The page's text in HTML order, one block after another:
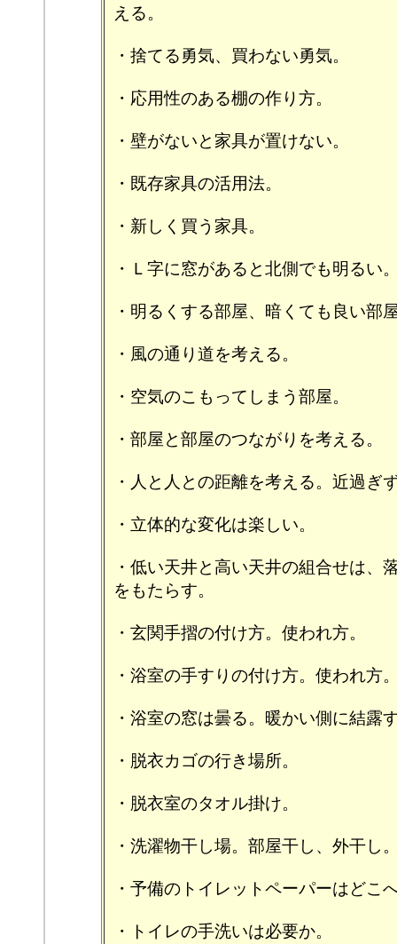
える。
・捨てる勇気、買わない勇気。
・応用性のある棚の作り方。
・壁がないと家具が置けない。
・既存家具の活用法。
・新しく買う家具。
・Ｌ字に窓があると北側でも明るい
・明るくする部屋、暗くても良い部
・風の通り道を考える。
・空気のこもってしまう部屋。
・部屋と部屋のつながりを考える。
・人と人との距離を考える。近過ぎ
・立体的な変化は楽しい。
・低い天井と高い天井の組合せは、
をもたらす。
・玄関手摺の付け方。使われ方。
・浴室の手すりの付け方。使われ方
・浴室の窓は曇る。暖かい側に結露
・脱衣カゴの行き場所。
・脱衣室のタオル掛け。
・洗濯物干し場。部屋干し、外干し
・予備のトイレットペーパーはどこ
・トイレの手洗いは必要か。